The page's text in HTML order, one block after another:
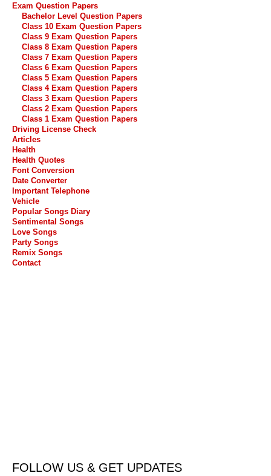
Exam Question Papers
Bachelor Level Question Papers
Class 10 Exam Question Papers
Class 9 Exam Question Papers
Class 8 Exam Question Papers
Class 7 Exam Question Papers
Class 6 Exam Question Papers
Class 5 Exam Question Papers
Class 4 Exam Question Papers
Class 3 Exam Question Papers
Class 2 Exam Question Papers
Class 1 Exam Question Papers
Driving License Check
Articles
Health
Health Quotes
Font Conversion
Date Converter
Important Telephone
Vehicle
Popular Songs Diary
Sentimental Songs
Love Songs
Party Songs
Remix Songs
Contact
FOLLOW US & GET UPDATES